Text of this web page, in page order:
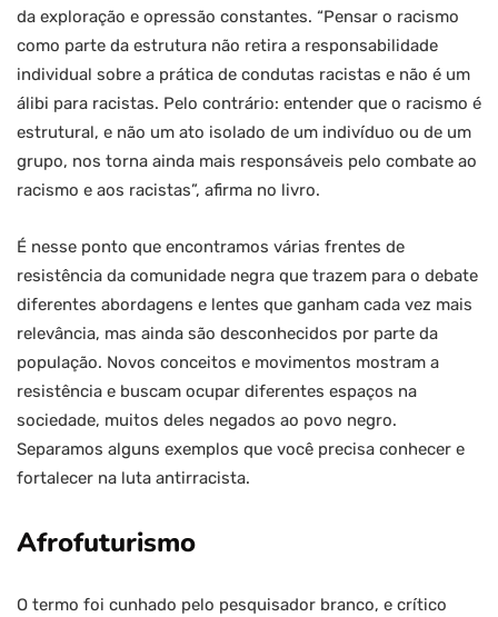
da exploração e opressão constantes. “Pensar o racismo
como parte da estrutura não retira a responsabilidade
individual sobre a prática de condutas racistas e não é um
álibi para racistas. Pelo contrário: entender que o racismo é
estrutural, e não um ato isolado de um indivíduo ou de um
grupo, nos torna ainda mais responsáveis pelo combate ao
racismo e aos racistas”, afirma no livro.
É nesse ponto que encontramos várias frentes de
resistência da comunidade negra que trazem para o debate
diferentes abordagens e lentes que ganham cada vez mais
relevância, mas ainda são desconhecidos por parte da
população. Novos conceitos e movimentos mostram a
resistência e buscam ocupar diferentes espaços na
sociedade, muitos deles negados ao povo negro.
Separamos alguns exemplos que você precisa conhecer e
fortalecer na luta antirracista.
Afrofuturismo
O termo foi cunhado pelo pesquisador branco, e crítico